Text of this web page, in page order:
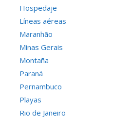
Hospedaje
Líneas aéreas
Maranhão
Minas Gerais
Montaña
Paraná
Pernambuco
Playas
Rio de Janeiro